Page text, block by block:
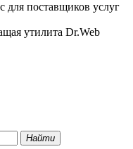
для поставщиков услуг
утилита Dr.Web
Найти